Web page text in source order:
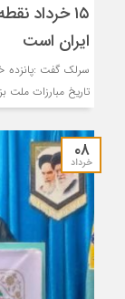
۱۵ خرداد
ایران است
سرلک گفت :پانزده
تاریخ مبارزات ملت
۰۸
خرداد